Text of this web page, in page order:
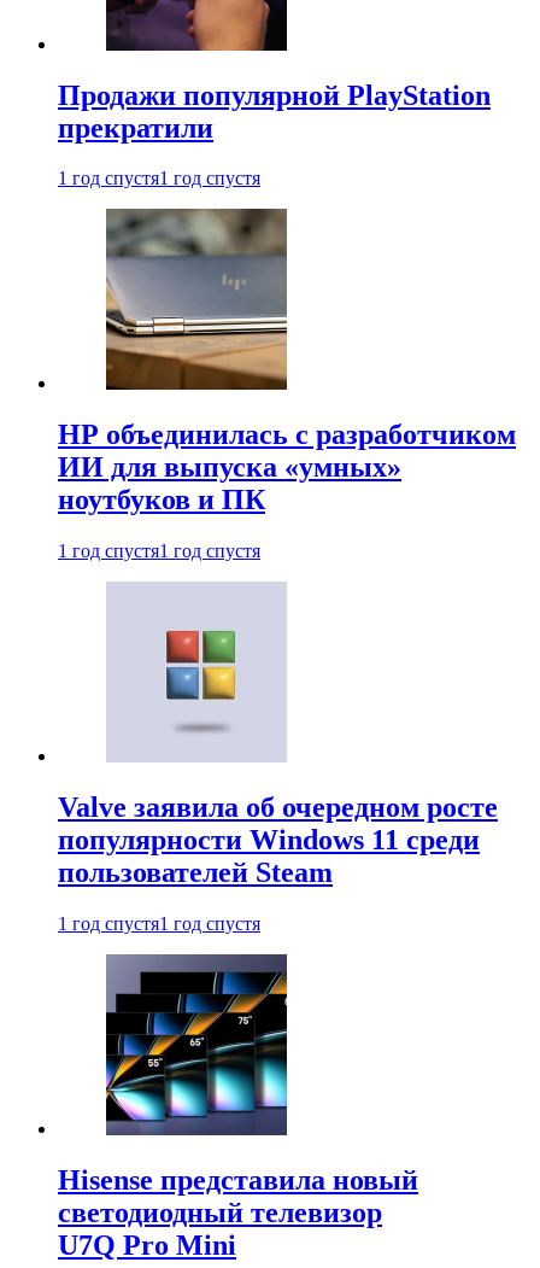
Продажи популярной PlayStation
прекратили
1 год спустя1 год спустя
HP объединилась с разработчиком
ИИ для выпуска «умных»
ноутбуков и ПК
1 год спустя1 год спустя
Valve заявила об очередном росте
популярности Windows 11 среди
пользователей Steam
1 год спустя1 год спустя
Hisense представила новый
светодиодный телевизор
U7Q Pro Mini